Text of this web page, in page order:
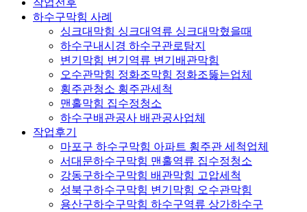
작업전후
하수구막힘 사례
싱크대막힘 싱크대역류 싱크대막혔을때
하수구내시경 하수구관로탐지
변기막힘 변기역류 변기배관막힘
오수관막힘 정화조막힘 정화조뚫는업체
횡주관청소 횡주관세척
맨홀막힘 집수정청소
하수구배관공사 배관공사업체
작업후기
마포구 하수구막힘 아파트 횡주관 세척업체
서대문하수구막힘 맨홀역류 집수정청소
강동구하수구막힘 배관막힘 고압세척
성북구하수구막힘 변기막힘 오수관막힘
용산구하수구막힘 하수구역류 상가하수구